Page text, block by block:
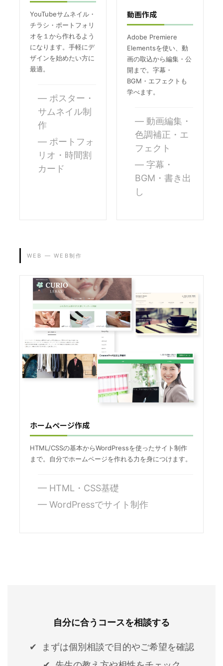
YouTubeサムネイル・
チラシ・ポートフォリ
オを１から作れるよう
になります。手軽にデ
ザインを始めたい方に
最適。
ポスター・
サムネイル制
作
ポートフォ
リオ・時間割
カード
動画作成
Adobe Premiere
Elementsを使い、動
画の取込から編集・公
開まで。字幕・
BGM・エフェクトも
学べます。
動画編集・
色調補正・エ
フェクト
字幕・
BGM・書き出
し
WEB — WEB制作
ホームページ作成
HTML/CSSの基本からWordPressを使ったサイト制作
まで。自分でホームページを作れる力を身につけます。
HTML・CSS基礎
WordPressでサイト制作
自分に合うコースを相談する
まずは個別相談で目的やご希望を確認